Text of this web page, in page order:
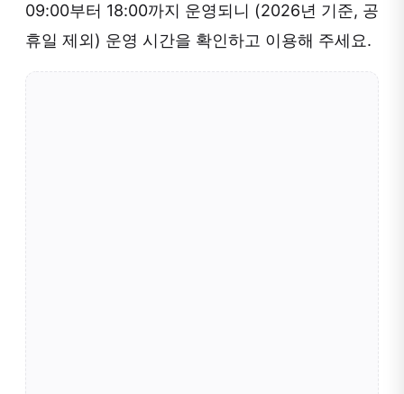
09:00부터 18:00까지 운영되니 (2026년 기준, 공
휴일 제외) 운영 시간을 확인하고 이용해 주세요.